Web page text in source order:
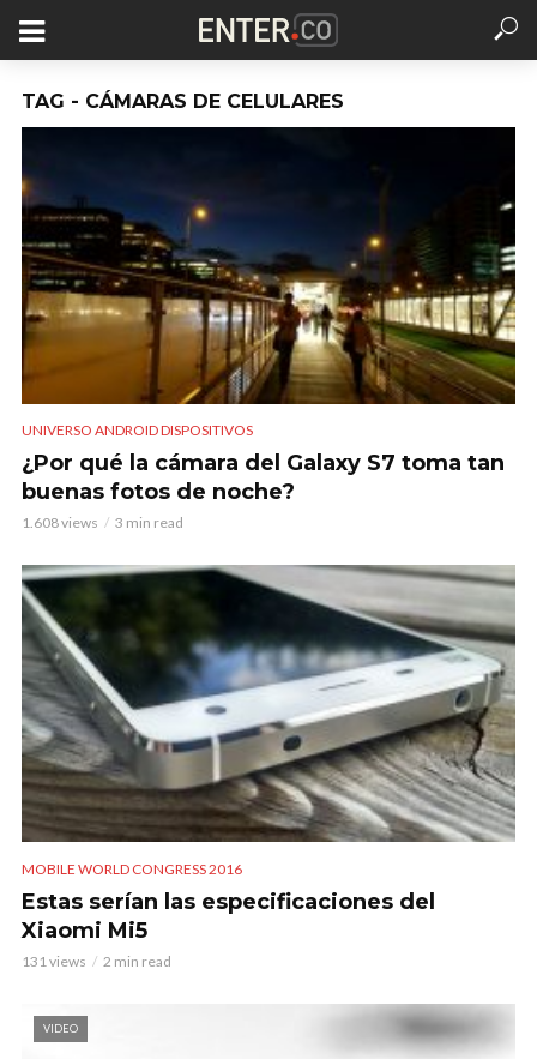
TAG - CÁMARAS DE CELULARES
UNIVERSO ANDROID DISPOSITIVOS
¿Por qué la cámara del Galaxy S7 toma tan
buenas fotos de noche?
1.608 views 3 min read
MOBILE WORLD CONGRESS 2016
Estas serían las especificaciones del
Xiaomi Mi5
131 views 2 min read
VIDEO